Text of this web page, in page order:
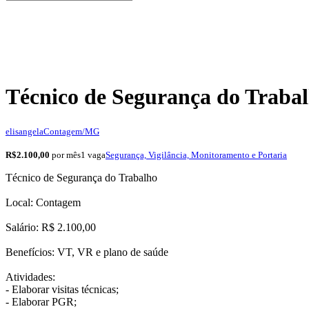
Técnico de Segurança do
elisangelaContagem/MG
R$2.100,00 por mês1 vagaSegurança, Vigilância, Monitoramento e Portaria
Técnico de Segurança do Trabalho
Local: Contagem
Salário: R$ 2.100,00
Benefícios: VT, VR e plano de saúde
Atividades:
- Elaborar visitas técnicas;
- Elaborar PGR;